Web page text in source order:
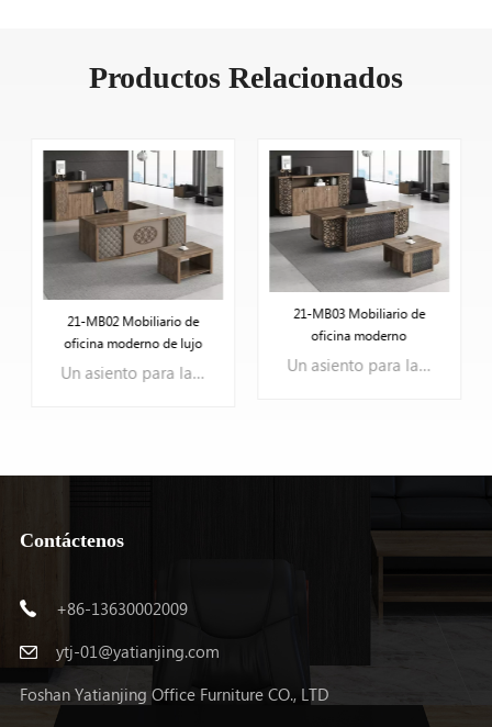
Productos Relacionados
21-MB02 Mobiliario de
oficina moderno de lujo
Un asiento para la oficina del gerente
APRENDE MÁS
21-MB03 Mobiliario de
oficina moderno
Un asiento para la oficina del gerente
APRENDE MÁS
Contáctenos
+86-13630002009
ytj-01@yatianjing.com
Foshan Yatianjing Office Furniture CO., LTD